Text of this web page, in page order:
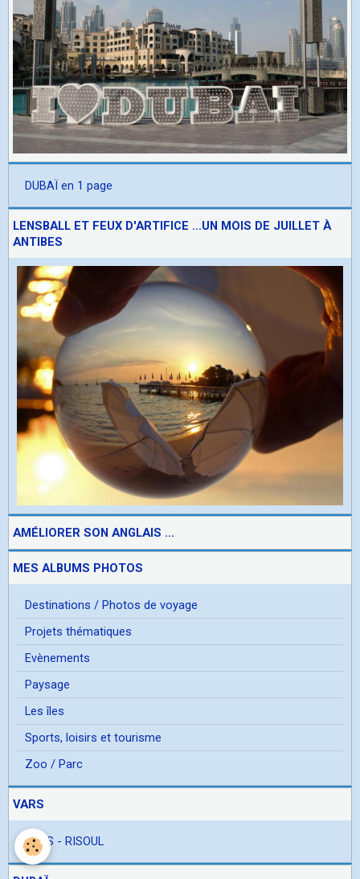
DUBAÏ en 1 page
LENSBALL ET FEUX D'ARTIFICE ...UN MOIS DE JUILLET À
ANTIBES
AMÉLIORER SON ANGLAIS ...
MES ALBUMS PHOTOS
Destinations / Photos de voyage
Projets thématiques
Evènements
Paysage
Les îles
Sports, loisirs et tourisme
Zoo / Parc
VARS
VARS - RISOUL